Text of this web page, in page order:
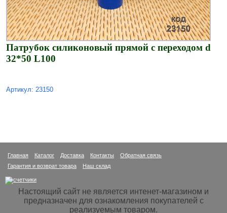
Патрубок силиконовый прямой с переходом d
32*50 L100
Артикул: 23150
Главная Каталог Доставка Контакты
Обратная связь
Гарантия и возврат товара
Наш склад
Настоящий сайт не является интенет-магазином и
предназначен для ознакомления покупателей с
реализуемым товаром.